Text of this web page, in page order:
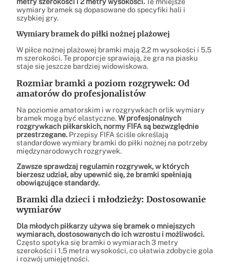
wymiary bramek są dopasowane do specyfiki hali i
szybkiej gry.
Wymiary bramek do piłki nożnej plażowej
W piłce nożnej plażowej bramki mają 2,2 m wysokości i 5,5
m szerokości. Te proporcje sprawiają, że gra na piasku
staje się jeszcze bardziej widowiskowa.
Rozmiar bramki a poziom rozgrywek: Od
amatorów do profesjonalistów
Na poziomie amatorskim i w rozgrywkach orlik wymiary
bramek mogą być elastyczne.W profesjonalnych
rozgrywkach piłkarskich, normy FIFA są bezwzględnie
przestrzegane. Przepisy FIFA ściśle określają
standardowe wymiary bramki do piłki nożnej na potrzeby
międzynarodowych rozgrywek.
Zawsze sprawdzaj regulamin rozgrywek, w których
bierzesz udział, aby upewnić się, że bramki spełniają
obowiązujące standardy.
Bramki dla dzieci i młodzieży: Dostosowanie
wymiarów
Dla młodych piłkarzy używa się bramek o mniejszych
wymiarach, dostosowanych do ich wzrostu i możliwości.
Często spotyka się bramki o wymiarach 3 metry
szerokości i 1,5 metra wysokości, co ułatwia zdobycie gola
i rozwój umiejętności.